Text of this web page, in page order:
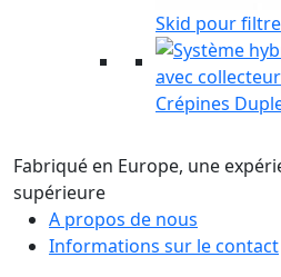
Skid pour
Crépines
Fabriqué en Europe, une
supérieure
A propos de nous
Informations sur le contact